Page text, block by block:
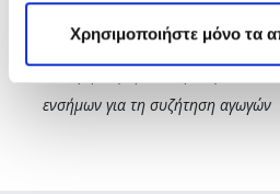
Χρησιμοποιήστε μόνο τα
συνολικού ποσού €1.637,57
8.2Έγκριση προκαταβολής ποσού
ενσήμων για τη συζήτηση αγωγών